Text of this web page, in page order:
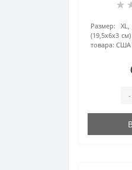
Размер:
(19,5x6x3 см)
товара: США
-